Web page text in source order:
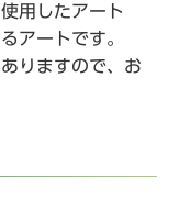
用したアート
アートです。
りますので、お